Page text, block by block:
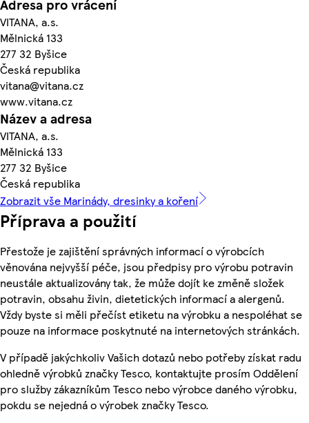
Adresa pro vrácení
VITANA, a.s.
Mělnická 133
277 32 Byšice
Česká republika
vitana@vitana.cz
www.vitana.cz
Název a adresa
VITANA, a.s.
Mělnická 133
277 32 Byšice
Česká republika
Zobrazit vše Marinády, dresinky a koření
Příprava a použití
Přestože je zajištění správných informací o výrobcích
věnována nejvyšší péče, jsou předpisy pro výrobu potravin
neustále aktualizovány tak, že může dojít ke změně složek
potravin, obsahu živin, dietetických informací a alergenů.
Vždy byste si měli přečíst etiketu na výrobku a nespoléhat se
pouze na informace poskytnuté na internetových stránkách.
V případě jakýchkoliv Vašich dotazů nebo potřeby získat radu
ohledně výrobků značky Tesco, kontaktujte prosím Oddělení
pro služby zákazníkům Tesco nebo výrobce daného výrobku,
pokdu se nejedná o výrobek značky Tesco.